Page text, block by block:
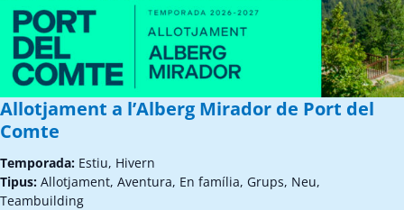
Allotjament a l’Alberg Mirador de Port del
Comte
Temporada: Estiu, Hivern
Tipus: Allotjament, Aventura, En família, Grups, Neu,
Teambuilding